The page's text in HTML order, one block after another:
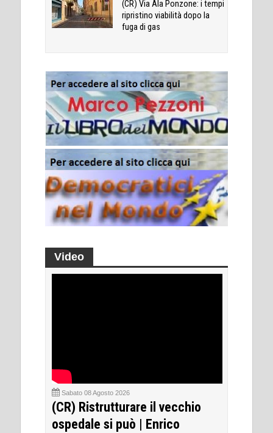
(CR) Via Ala Ponzone: i tempi
ripristino viabilità dopo la
fuga di gas
Video
Sabato 08 Agosto 2026
(CR) Ristrutturare il vecchio
ospedale si può | Enrico